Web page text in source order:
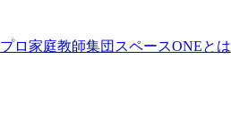
プロ家庭教師集団スペースONEとは